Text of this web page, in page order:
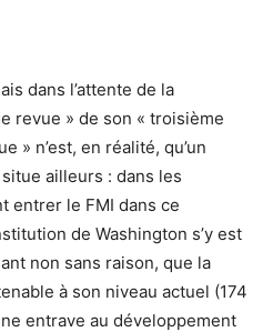
dans l’attente de la
revue » de son « troisième
» n’est, en réalité, qu’un
ailleurs : dans les
entrer le FMI dans ce
de Washington s’y est
non sans raison, que la
à son niveau actuel (174
entrave au développement